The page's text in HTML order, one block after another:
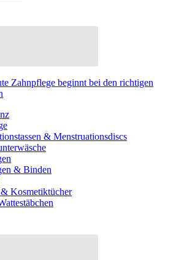
Zahnpflege beginnt bei den richtigen
& Menstruationsdiscs
& Binden
& Kosmetiktücher